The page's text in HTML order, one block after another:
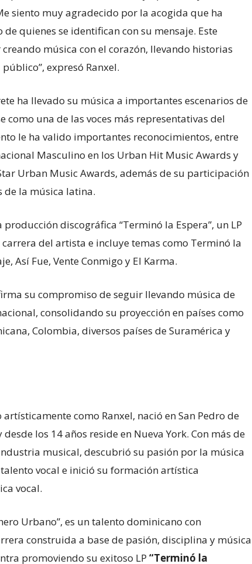
siento muy agradecido por la acogida que ha
quienes se identifican con su mensaje. Este
música con el corazón, llevando historias
expresó Ranxel.
ha llevado su música a importantes escenarios de
como una de las voces más representativas del
le ha valido importantes reconocimientos, entre
Masculino en los Urban Hit Music Awards y
Urban Music Awards, además de su participación
de la música latina.
producción discográfica “Terminó la Espera”, un LP
del artista e incluye temas como Terminó la
Así Fue, Vente Conmigo y El Karma.
su compromiso de seguir llevando música de
consolidando su proyección en países como
Colombia, diversos países de Suramérica y
como Ranxel, nació en San Pedro de
los 14 años reside en Nueva York. Con más de
musical, descubrió su pasión por la música
vocal e inició su formación artística
vocal.
Urbano”, es un talento dominicano con
construida a base de pasión, disciplina y música
promoviendo su exitoso LP “Terminó la